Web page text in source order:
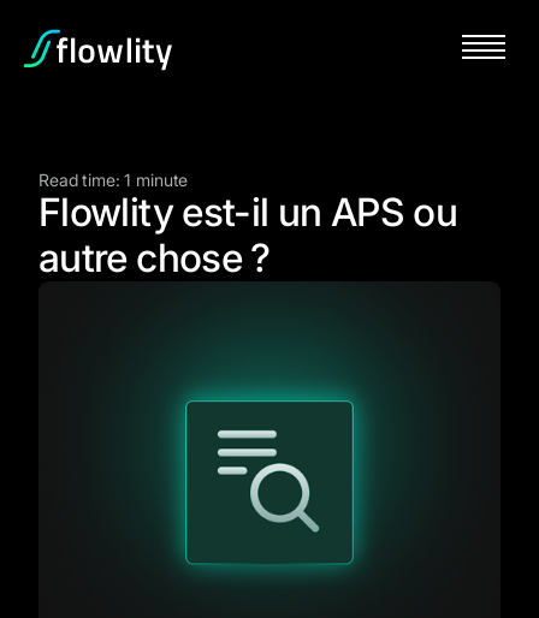
Read time: 1 minute
Flowlity est-il un APS ou
autre chose ?